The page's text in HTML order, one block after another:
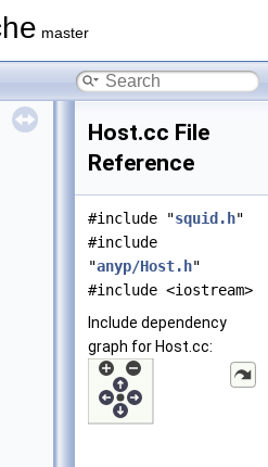
master
used in Squid
Host.cc File
Reference
#include "squid.h"
#include
"anyp/Host.h"
#include <iostream>
Include dependency
graph for Host.cc: